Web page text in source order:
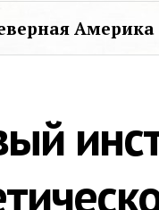
Америка